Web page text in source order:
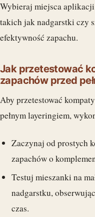
Wybieraj miejsca
takich jak nadgarstki czy
efektywność zapachu.
Jak przetestować
zapachów przed
Aby przetestować
pełnym layeringiem,
Zaczynaj od prostych
zapachów o
Testuj mieszanki na
nadgarstku,
czas.